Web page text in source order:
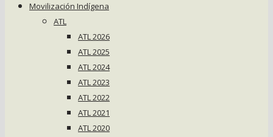
Movilización Indígena
ATL
ATL 2026
ATL 2025
ATL 2024
ATL 2023
ATL 2022
ATL 2021
ATL 2020